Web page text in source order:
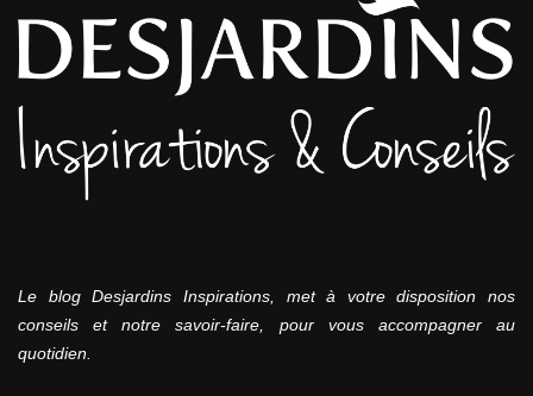
Le blog Desjardins Inspirations, met à votre disposition nos
conseils et notre savoir-faire, pour vous accompagner au
quotidien.